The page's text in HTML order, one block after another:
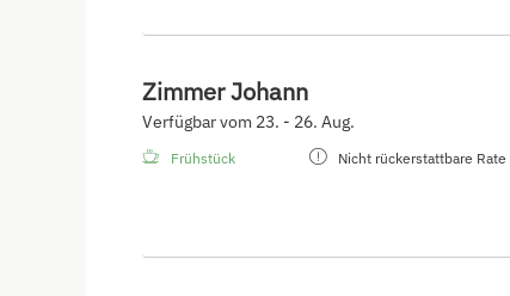
Zimmer Johann
Verfügbar vom 23. - 26. Aug.
Frühstück Nicht rückerstattbare Rate